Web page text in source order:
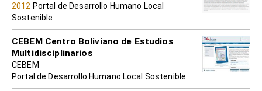
2012 Portal de Desarrollo Humano Local
Sostenible
CEBEM Centro Boliviano de Estudios
Multidisciplinarios
CEBEM
Portal de Desarrollo Humano Local Sostenible